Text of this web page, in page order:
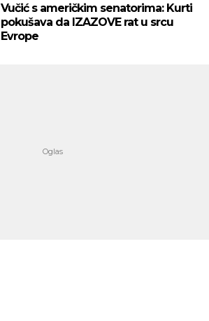
Vučić s američkim senatorima: Kurti
pokušava da IZAZOVE rat u srcu
Evrope